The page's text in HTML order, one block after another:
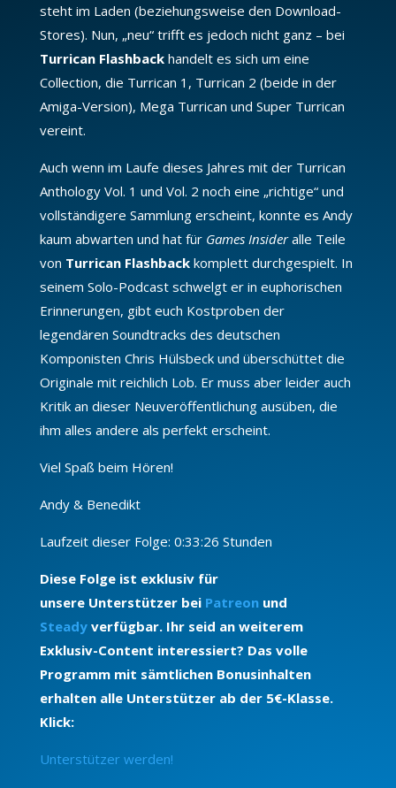
steht im Laden (beziehungsweise den Download-
Stores). Nun, „neu“ trifft es jedoch nicht ganz – bei
Turrican Flashbackhandelt es sich um eine
Collection, die Turrican 1, Turrican 2 (beide in der
Amiga-Version), Mega Turrican und Super Turrican
vereint.
Auch wenn im Laufe dieses Jahres mit der Turrican
Anthology Vol. 1 und Vol. 2 noch eine „richtige“ und
vollständigere Sammlung erscheint, konnte es Andy
kaum abwarten und hat für Games Insideralle Teile
von Turrican Flashback komplett durchgespielt. In
seinem Solo-Podcast schwelgt er in euphorischen
Erinnerungen, gibt euch Kostproben der
legendären Soundtracks des deutschen
Komponisten Chris Hülsbeck und überschüttet die
Originale mit reichlich Lob. Er muss aber leider auch
Kritik an dieser Neuveröffentlichung ausüben, die
ihm alles andere als perfekt erscheint.
Viel Spaß beim Hören!
Andy & Benedikt
Laufzeit dieser Folge: 0:33:26 Stunden
Diese Folge ist exklusiv für
unsere Unterstützer bei Patreonund
Steadyverfügbar. Ihr seid an weiterem
Exklusiv-Content interessiert? Das volle
Programm mit sämtlichen Bonusinhalten
erhalten alle Unterstützer ab der 5€-Klasse.
Klick:
Unterstützer werden!